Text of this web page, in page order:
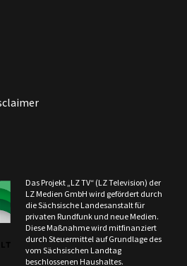
Das Projekt „LZ TV“ (LZ Television) der
LZ Medien GmbH wird gefördert durch
die Sächsische Landesanstalt für
privaten Rundfunk und neue Medien.
Diese Maßnahme wird mitfinanziert
durch Steuermittel auf Grundlage des
vom Sächsischen Landtag
beschlossenen Haushaltes.